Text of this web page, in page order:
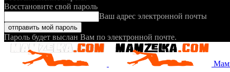
Восстановите свой пароль
Ваш адрес электронной почты
Пароль будет выслан Вам по электронной почте.